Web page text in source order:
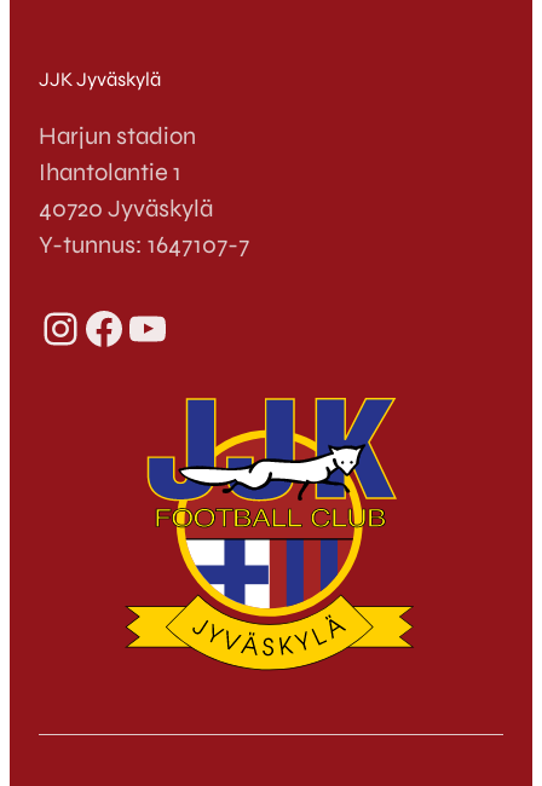
JJK Jyväskylä
Harjun stadion
Ihantolantie 1
40720 Jyväskylä
Y-tunnus: 1647107-7
InstagramFacebook YouTube